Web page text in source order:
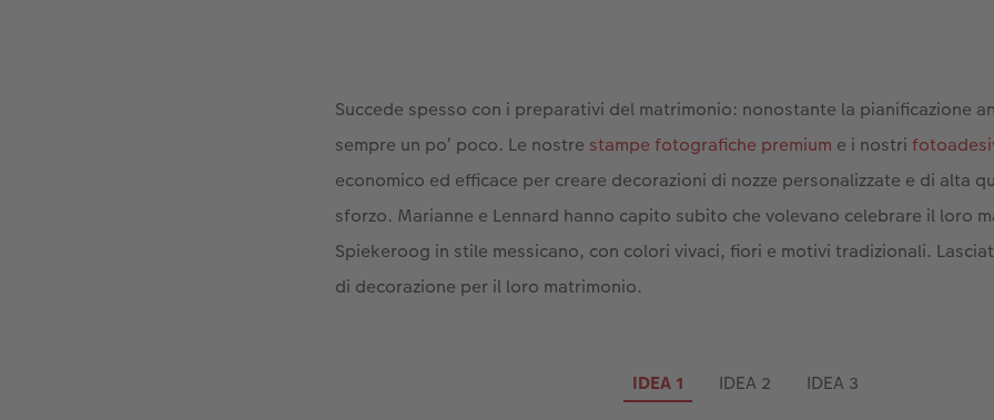
Succede spesso con i preparativi del matrimonio: nonostante la pianificazione
sempre un po’ poco. Le nostre stampe fotografiche premium e i nostri
economico ed efficace per creare decorazioni di nozze personalizzate e di alta
sforzo. Marianne e Lennard hanno capito subito che volevano celebrare il loro
Spiekeroog in stile messicano, con colori vivaci, fiori e motivi tradizionali.
di decorazione per il loro matrimonio.